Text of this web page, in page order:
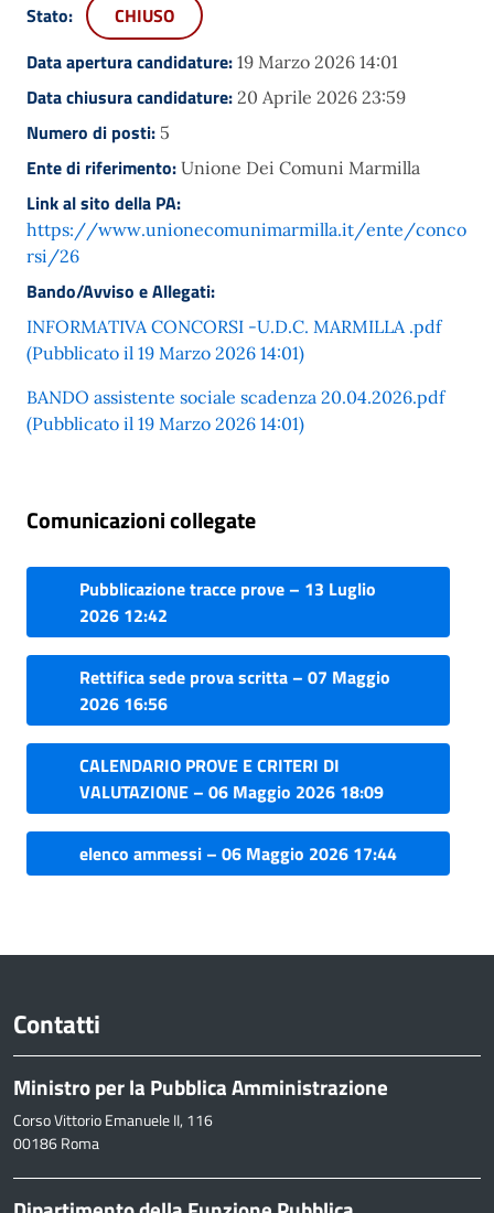
Stato:
CHIUSO
Data apertura candidature: 19 Marzo 2026 14:01
Data chiusura candidature: 20 Aprile 2026 23:59
Numero di posti: 5
Ente di riferimento: Unione Dei Comuni Marmilla
Link al sito della PA:
https://www.unionecomunimarmilla.it/ente/conco
rsi/26
Bando/Avviso e Allegati:
INFORMATIVA CONCORSI -U.D.C. MARMILLA .pdf
(Pubblicato il 19 Marzo 2026 14:01)
BANDO assistente sociale scadenza 20.04.2026.pdf
(Pubblicato il 19 Marzo 2026 14:01)
Comunicazioni collegate
Pubblicazione tracce prove – 13 Luglio
2026 12:42
Rettifica sede prova scritta – 07 Maggio
2026 16:56
CALENDARIO PROVE E CRITERI DI
VALUTAZIONE – 06 Maggio 2026 18:09
elenco ammessi – 06 Maggio 2026 17:44
Contatti
Ministro per la Pubblica Amministrazione
Corso Vittorio Emanuele II, 116
00186 Roma